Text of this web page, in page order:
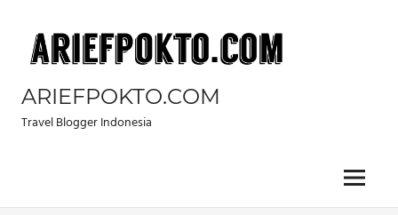
content
ARIEFPOKTO.COM
Travel Blogger Indonesia
Menu